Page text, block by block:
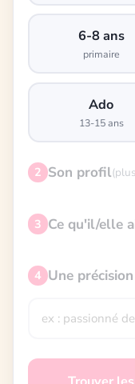
6-8 ans
primaire
Ado
13-15 ans
2 Son profil
3 Ce qu'il/elle
4 Une